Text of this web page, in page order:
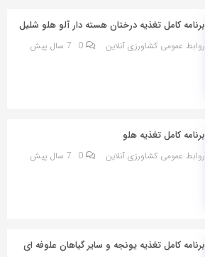
برنامه کامل تغذیه درختان هسته دار آلو هلو شلیل
روابط عمومی کشاورزی آنلاین 0 7 سال پیش
برنامه کامل تغذیه هلو
روابط عمومی کشاورزی آنلاین 0 7 سال پیش
برنامه کامل تغذیه یونجه و سایر گیاهان علوفه ای